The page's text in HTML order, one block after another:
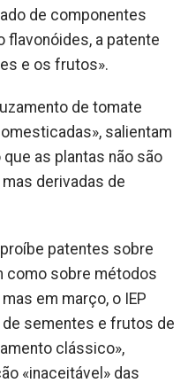
de componentes
flavonóides, a patente
e os frutos».
de tomate
salientam
as plantas não são
derivadas de
patentes sobre
como sobre métodos
em março, o IEP
sementes e frutos de
clássico»,
«inaceitável» das